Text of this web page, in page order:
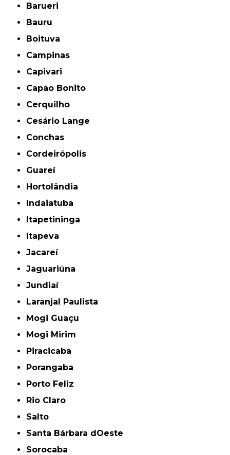
Barueri
Bauru
Boituva
Campinas
Capivari
Capão Bonito
Cerquilho
Cesário Lange
Conchas
Cordeirópolis
Guareí
Hortolândia
Indaiatuba
Itapetininga
Itapeva
Jacareí
Jaguariúna
Jundiaí
Laranjal Paulista
Mogi Guaçu
Mogi Mirim
Piracicaba
Porangaba
Porto Feliz
Rio Claro
Salto
Santa Bárbara dOeste
Sorocaba